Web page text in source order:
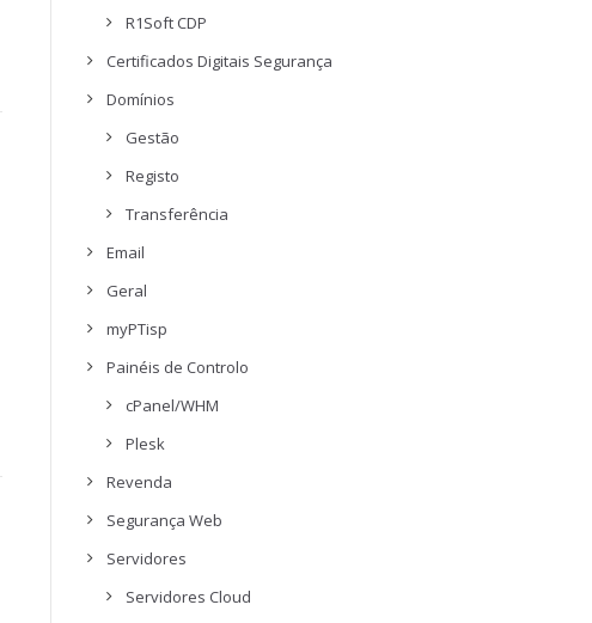
R1Soft CDP
Certificados Digitais Segurança
Domínios
Gestão
Registo
Transferência
Email
Geral
myPTisp
Painéis de Controlo
cPanel/WHM
Plesk
Revenda
Segurança Web
Servidores
Servidores Cloud